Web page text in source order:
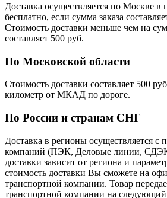
Доставка осуществляется по Москве
бесплатно, если сумма заказа
Стоимость доставки меньше чем на
cоставляет 500 руб.
По Московской области
Стоимость доставки cоставляет 500
километр от МКАД по дороге.
По России и странам СНГ
Доставка в регионы осуществляется
компаний (ПЭК, Деловые линии,
доставки зависит от региона и
стоимость доставки Вы сможете на
транспортной компании. Товар
транспортной компании на следующий